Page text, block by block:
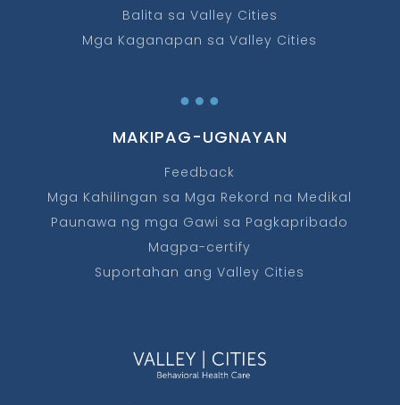
Balita sa Valley Cities
Mga Kaganapan sa Valley Cities
…
MAKIPAG-UGNAYAN
Feedback
Mga Kahilingan sa Mga Rekord na Medikal
Paunawa ng mga Gawi sa Pagkapribado
Magpa-certify
Suportahan ang Valley Cities